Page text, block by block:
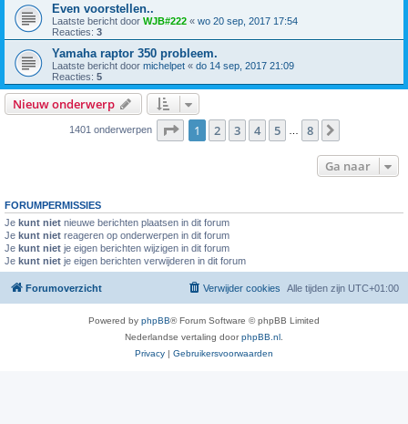
Even voorstellen..
Laatste bericht door WJB#222 « wo 20 sep, 2017 17:54
Reacties: 3
Yamaha raptor 350 probleem.
Laatste bericht door michelpet « do 14 sep, 2017 21:09
Reacties: 5
Nieuw onderwerp
1401 onderwerpen Pagina van 8
1 2 3 4 5 8
Ga naar
FORUMPERMISSIES
Je kunt niet nieuwe berichten plaatsen in dit forum
Je kunt niet reageren op onderwerpen in dit forum
Je kunt niet je eigen berichten wijzigen in dit forum
Je kunt niet je eigen berichten verwijderen in dit forum
Forumoverzicht Alle tijden zijn UTC+01:00
Verwijder cookies
Powered by phpBB® Forum Software © phpBB Limited
Nederlandse vertaling doorphpBB.nl
Privacy | Gebruikersvoorwaarden